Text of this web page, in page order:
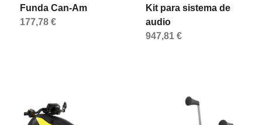
Funda Can-Am
177,78 €
Kit para sistema de
audio
947,81 €